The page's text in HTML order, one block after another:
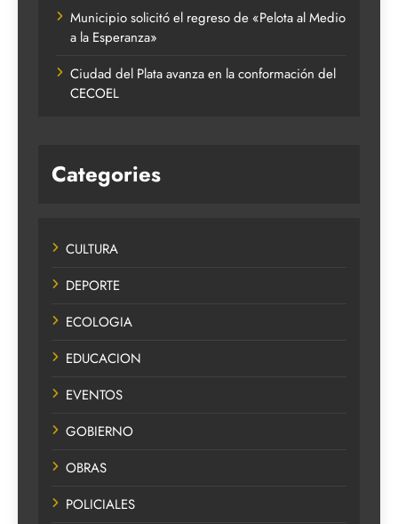
Municipio solicitó el regreso de «Pelota al Medio
a la Esperanza»
Ciudad del Plata avanza en la conformación del
CECOEL
Categories
CULTURA
DEPORTE
ECOLOGIA
EDUCACION
EVENTOS
GOBIERNO
OBRAS
POLICIALES